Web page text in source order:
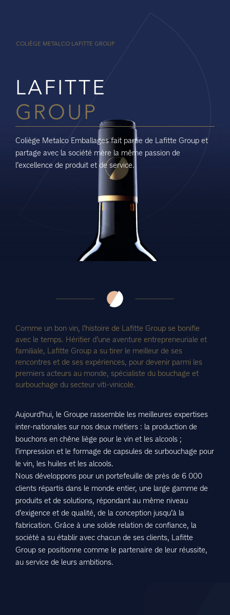
COLIÈGE METALCO LAFITTE GROUP
LAFITTE
GROUP
Coliège Metalco Emballages fait partie de Lafitte Group et
partage avec la société mère la même passion de
l’excellence de produit et de service.
Comme un bon vin, l’histoire de Lafitte Group se bonifie
avec le temps. Héritier d’une aventure entrepreneuriale et
familiale, Lafitte Group a su tirer le meilleur de ses
rencontres et de ses expériences, pour devenir parmi les
premiers acteurs au monde, spécialiste du bouchage et
surbouchage du secteur viti-vinicole.
Aujourd’hui, le Groupe rassemble les meilleures expertises
inter-nationales sur nos deux métiers : la production de
bouchons en chêne liège pour le vin et les alcools ;
l’impression et le formage de capsules de surbouchage pour
le vin, les huiles et les alcools.
Nous développons pour un portefeuille de près de 6 000
clients répartis dans le monde entier, une large gamme de
produits et de solutions, répondant au même niveau
d’exigence et de qualité, de la conception jusqu’à la
fabrication. Grâce à une solide relation de confiance, la
société a su établir avec chacun de ses clients, Lafitte
Group se positionne comme le partenaire de leur réussite,
au service de leurs ambitions.